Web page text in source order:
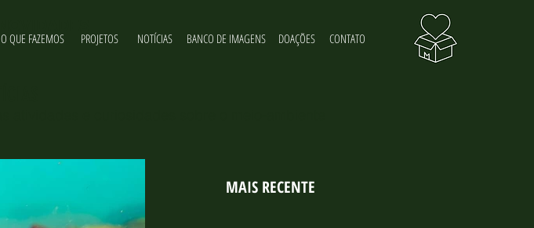
MAIS RECENTE
O QUE FAZEMOS PROJETOS NOTÍCIAS BANCO DE IMAGENS DOAÇÕES CONTATO